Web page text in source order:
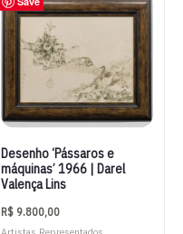
Desenho ‘Pássaros e
máquinas’ 1966 | Darel
Valença Lins
R$ 9.800,00